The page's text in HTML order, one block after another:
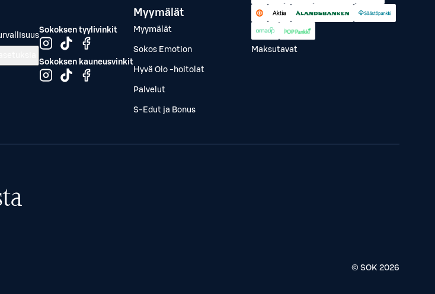
Sokoksen tyylivinkit
Sokoksen kauneusvinkit
Myymälät
Myymälät
Sokos Emotion
Hyvä Olo -hoitolat
Palvelut
S-Edut ja Bonus
Maksutavat
© SOK 2026